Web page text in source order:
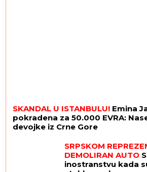
SKANDAL U ISTANBULU! Emina
pokradena za 50.000 EVRA:
devojke iz Crne Gore
SRPSKOM
DEMOLIRAN AUTO
inostranstvu kada